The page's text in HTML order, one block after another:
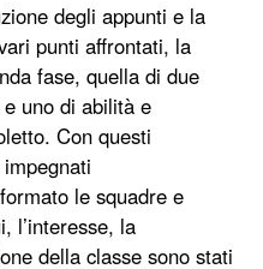
degli appunti e la
punti affrontati, la
fase, quella di due
uno di abilità e
Con questi
le squadre e
l’interesse, la
della classe sono stati